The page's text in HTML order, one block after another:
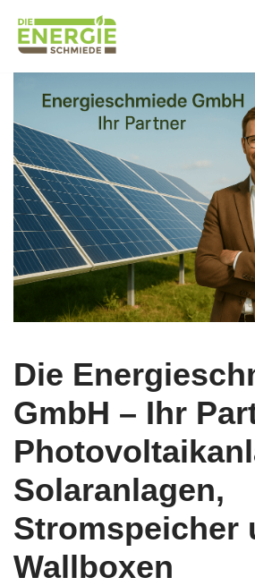
Zum
Inhalt
springen
Die
GmbH – Ihr
Solaranlagen,
Stromspeicher
Wallboxen